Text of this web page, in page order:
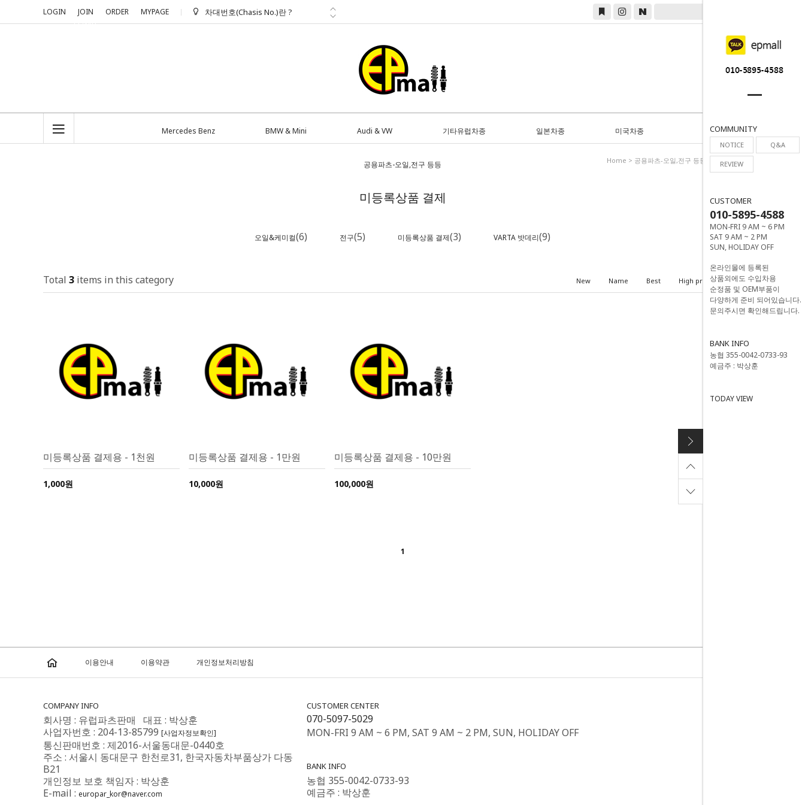
COMMUNITY
NOTICE Q&A
REVIEW
CUSTOMER
010-5895-4588
MON-FRI 9 AM ~ 6 PM
SAT 9 AM ~ 2 PM
SUN, HOLIDAY OFF
온라인몰에 등록된
상품외에도 수입차용
순정품 및 OEM부품이
다양하게 준비 되어있습니다.
문의주시면 확인해드립니다.
BANK INFO
농협 355-0042-0733-93
예금주 : 박상훈
TODAY VIEW
LOGIN JOIN
+2,000 P
ORDER MYPAGE 차대번호(Chasis No.)란 ?
수입차 OEM부품전문
Mercedes Benz BMW & Mini Audi & VW 기타유럽차종 일본차종 미국차종
공용파츠-오일,전구 등등
0
Home > 공용파츠-오일,전구 등등 미등록상품 결제
미등록상품 결제
오일&케미컬(6) 전구(5) 미등록상품 결제(3) VARTA 밧데리(9)
Total 3 items in this category New Name Best High price Low price
미등록상품 결제용 - 1천원
1,000원
미등록상품 결제용 - 1만원
10,000원
미등록상품 결제용 - 10만원
100,000원
1
이용안내 이용약관 개인정보처리방침
COMPANY INFO
회사명 : 유럽파츠판매 대표 : 박상훈
사업자번호 : 204-13-85799 [사업자정보확인]
통신판매번호 : 제2016-서울동대문-0440호
주소 : 서울시 동대문구 한천로31, 한국자동차부품상가 다동
B21
개인정보 보호 책임자 : 박상훈
E-mail : europar_kor@naver.com
CUSTOMER CENTER
070-5097-5029
MON-FRI 9 AM ~ 6 PM, SAT 9 AM ~ 2 PM, SUN, HOLIDAY OFF
BANK INFO
농협 355-0042-0733-93
예금주 : 박상훈